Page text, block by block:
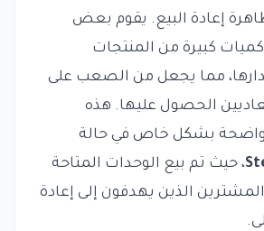
إعادة البيع. يقوم بعض
كميات كبيرة من المنتجات
مما يجعل من الصعب على
الحصول عليها. هذه
واضحة بشكل خاص في حالة
، حيث تم بيع الوحدات المتاحة
الذين يهدفون إلى إعادة